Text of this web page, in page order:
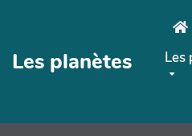
Les planètes
Les